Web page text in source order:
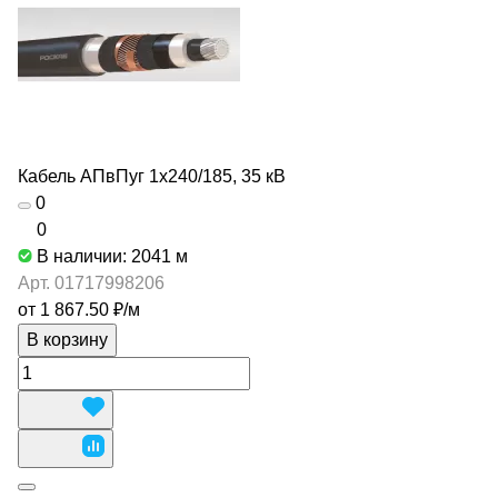
Кабель АПвПуг 1х240/185, 35 кВ
0
0
В наличии: 2041 м
Арт. 01717998206
от 1 867.50 ₽/м
В корзину